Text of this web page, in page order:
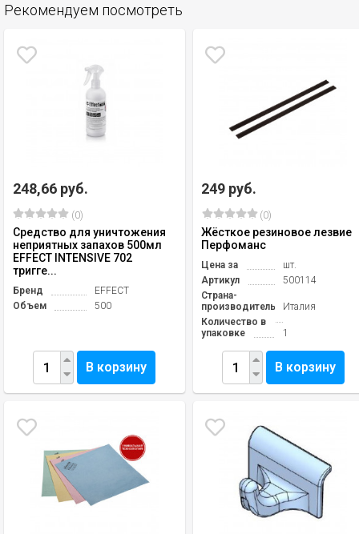
Рекомендуем посмотреть
248,66 руб.
(0)
Средство для уничтожения
неприятных запахов 500мл
EFFECT INTENSIVE 702
тригге...
Бренд
EFFECT
Объем
500
В корзину
249 руб.
(0)
Жёсткое резиновое лезвие
Перфоманс
Цена за
шт.
Артикул
500114
Страна-
производитель
Италия
Количество в
упаковке
1
В корзину